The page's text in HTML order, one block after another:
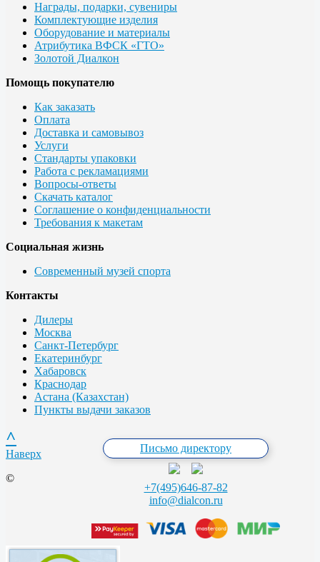
Награды, подарки, сувениры
Комплектующие изделия
Оборудование и материалы
Атрибутика ВФСК «ГТО»
Золотой Диалкон
Помощь покупателю
Как заказать
Оплата
Доставка и самовывоз
Услуги
Стандарты упаковки
Работа с рекламациями
Вопросы-ответы
Скачать каталог
Соглашение о конфиденциальности
Требования к макетам
Социальная жизнь
Современный музей спорта
Контакты
Дилеры
Москва
Санкт-Петербург
Екатеринбург
Хабаровск
Краснодар
Астана (Казахстан)
Пункты выдачи заказов
Письмо директору
+7(495)646-87-82
info@dialcon.ru
^
Наверх
©